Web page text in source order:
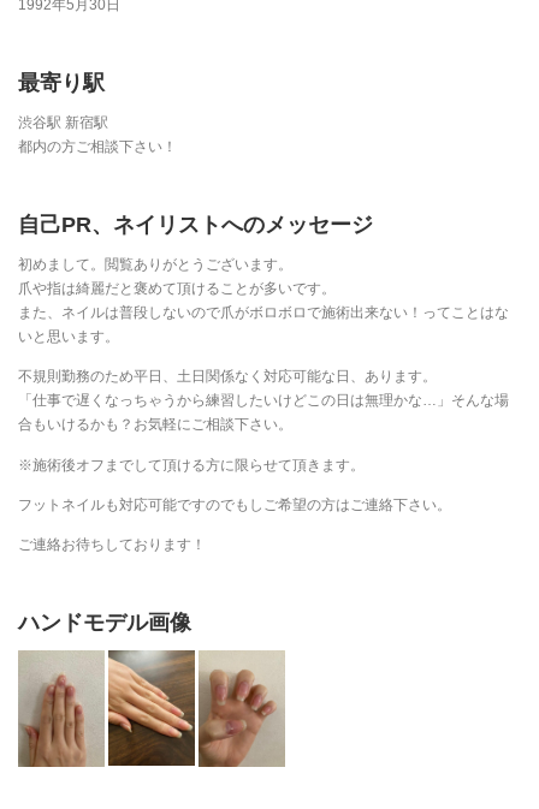
1992年5月30日
最寄り駅
渋谷駅 新宿駅
都内の方ご相談下さい！
自己PR、ネイリストへのメッセージ
初めまして。閲覧ありがとうございます。
爪や指は綺麗だと褒めて頂けることが多いです。
また、ネイルは普段しないので爪がボロボロで施術出来ない！ってことはな
いと思います。
不規則勤務のため平日、土日関係なく対応可能な日、あります。
「仕事で遅くなっちゃうから練習したいけどこの日は無理かな…」そんな場
合もいけるかも？お気軽にご相談下さい。
※施術後オフまでして頂ける方に限らせて頂きます。
フットネイルも対応可能ですのでもしご希望の方はご連絡下さい。
ご連絡お待ちしております！
ハンドモデル画像